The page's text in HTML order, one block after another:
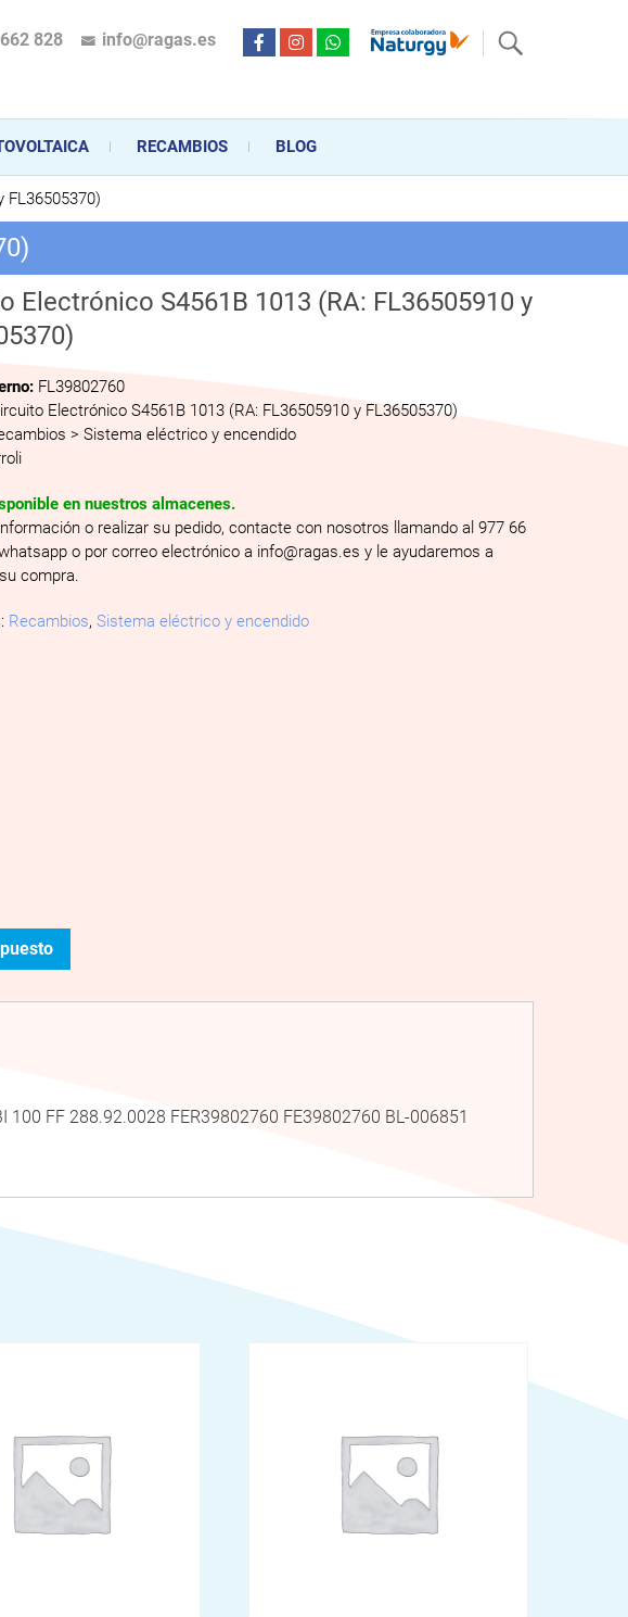
de gas y electricidad desde hace más de 20 años . Acompañamos al cliente
el asesoramiento personalizado en la venta, montaje y reparación, hasta la
828 info@ragas.es
RECAMBIOS BLOG
FL36505370)
Electrónico S4561B 1013 (RA: FL36505910 y
FL39802760
Electrónico S4561B 1013 (RA: FL36505910 y FL36505370)
> Sistema eléctrico y encendido
en nuestros almacenes.
o realizar su pedido, contacte con nosotros llamando al 977 66
o por correo electrónico a info@ragas.es y le ayudaremos a
compra.
Recambios,Sistema eléctrico y encendido
FF 288.92.0028 FER39802760 FE39802760 BL-006851